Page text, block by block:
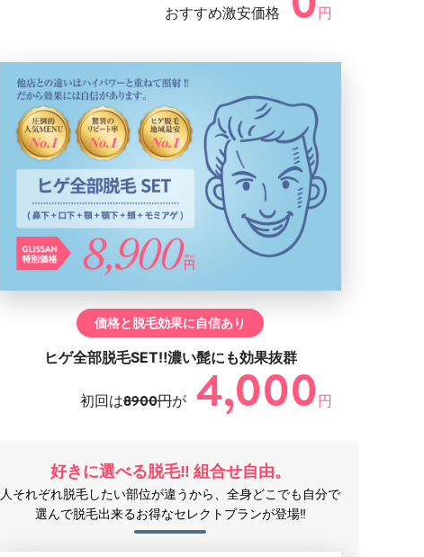
おすすめ激安価格 円
価格と脱毛効果に自信あり
ヒゲ全部脱毛SET‼濃い髭にも効果抜群
初回は8900円が 4,000円
好きに選べる脱毛‼ 組合せ自由。
人それぞれ脱毛したい部位が違うから、全身どこでも自分で
選んで脱毛出来るお得なセレクトプランが登場‼